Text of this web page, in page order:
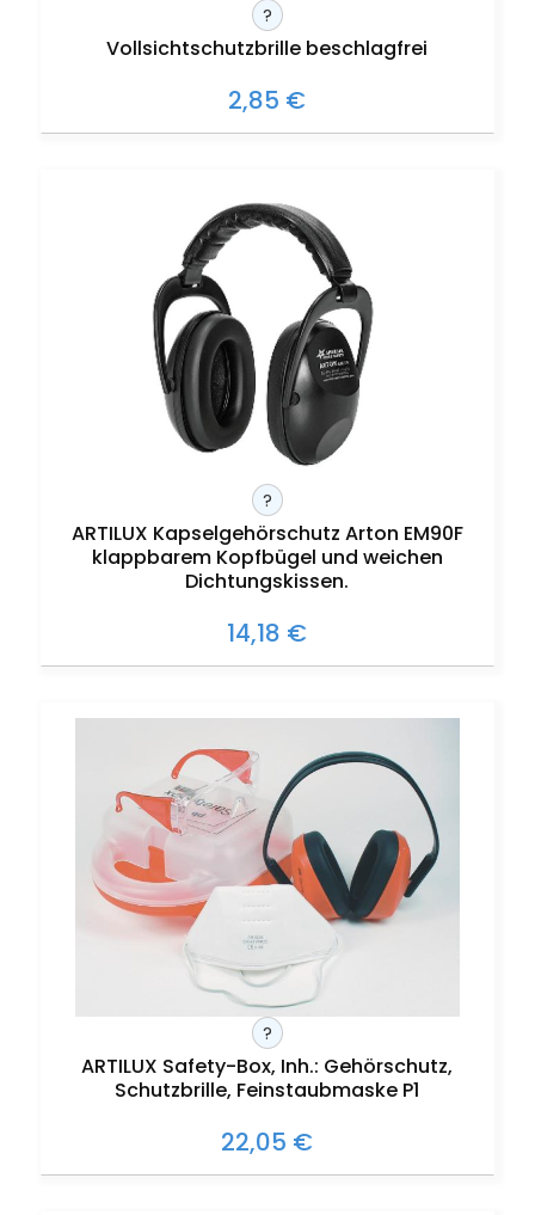
?
Vollsichtschutzbrille beschlagfrei
2,85 €
?
ARTILUX Kapselgehörschutz Arton EM90F
klappbarem Kopfbügel und weichen
Dichtungskissen.
14,18 €
?
ARTILUX Safety-Box, Inh.: Gehörschutz,
Schutzbrille, Feinstaubmaske P1
22,05 €